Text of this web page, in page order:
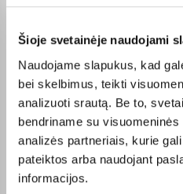
Šioje svetainėje naudojami
Naudojame slapukus, kad
bei skelbimus, teikti
analizuoti srautą. Be to,
bendriname su
analizės partneriais, kurie
pateiktos arba naudojant
informacijos.
Marius V.
Patvirtintas pirkėjas
Viskas gerai ir puikiai veikia
GYTIS M.
Patvirtintas pirkėjas
Viskas sklandžiai ir greitai, niekada